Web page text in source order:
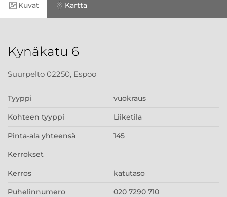
Kuvat Kartta
Kynäkatu 6
Suurpelto 02250, Espoo
Tyyppi vuokraus
Kohteen tyyppi Liiketila
Pinta-ala yhteensä 145
Kerrokset
Kerros katutaso
Puhelinnumero 020 7290 710